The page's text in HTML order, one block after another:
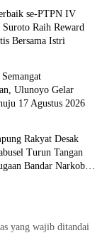
se-PTPN IV
Raih Reward
Bersama Istri
Ulunoyo Gelar
17 Agustus 2026
Rakyat Desak
Turun Tangan
Bandar Narkoba
yang wajib ditandai